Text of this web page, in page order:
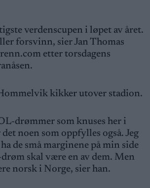
verdenscupen i løpet av året.
forsvinn, sier Jan Thomas
etter torsdagens
kikker utover stadion.
drømmer som knuses her i
noen som oppfylles også. Jeg
de små marginene på min side
skal være en av dem. Men
norsk i Norge, sier han.